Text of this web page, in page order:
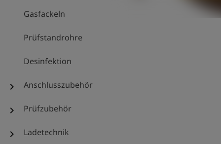
Gasfackeln
Prüfstandrohre
Desinfektion
chevron_right Anschlusszubehör
chevron_right Prüfzubehör
chevron_right Ladetechnik